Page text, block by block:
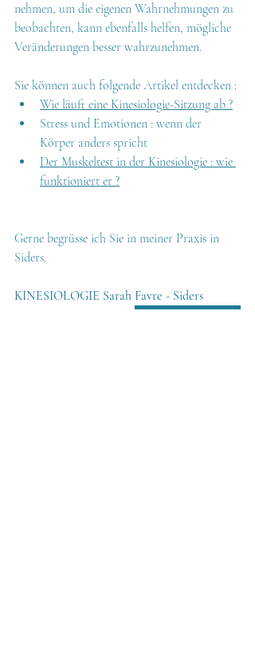
nehmen, um die eigenen Wahrnehmungen zu
beobachten, kann ebenfalls helfen, mögliche
Veränderungen besser wahrzunehmen.
Sie können auch folgende Artikel entdecken :
Wie läuft eine Kinesiologie-Sitzung ab ?
Stress und Emotionen : wenn der
Körper anders spricht
Der Muskeltest in der Kinesiologie : wie
funktioniert er ?
Gerne begrüsse ich Sie in meiner Praxis in
Siders.
KINESIOLOGIE Sarah Favre - Siders